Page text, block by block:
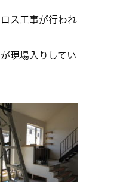
ス工事が行われ
現場入りしてい